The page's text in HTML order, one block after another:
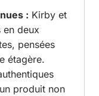
: Kirby et
en deux
pensées
étagère.
produit non